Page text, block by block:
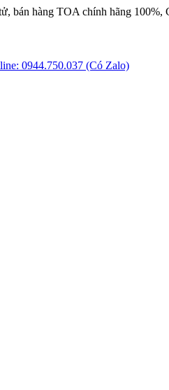
bán hàng TOA chính hãng 100%,
0944.750.037 (Có Zalo)